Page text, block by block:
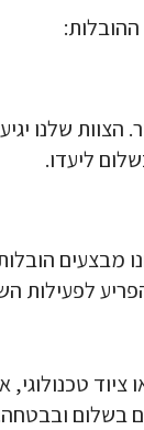
שלנו
ליעדו.
לפעילות
בשלום